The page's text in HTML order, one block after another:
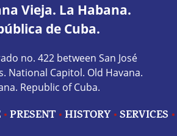
Vieja. La Habana.
de Cuba.
no. 422 between San José
National Capitol. Old Havana.
Republic of Cuba.
PRESENT HISTORY SERVICES